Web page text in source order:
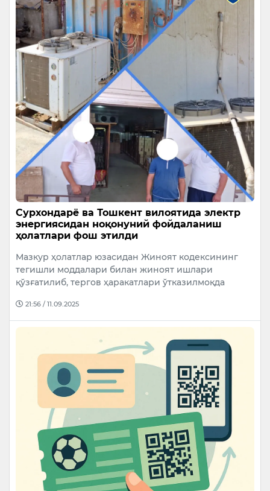
Сурхондарё ва Тошкент вилоятида электр
энергиясидан ноқонуний фойдаланиш
ҳолатлари фош этилди
Мазкур ҳолатлар юзасидан Жиноят кодексининг
тегишли моддалари билан жиноят ишлари
қўзғатилиб, тергов ҳаракатлари ўтказилмоқда
21:56 / 11.09.2025